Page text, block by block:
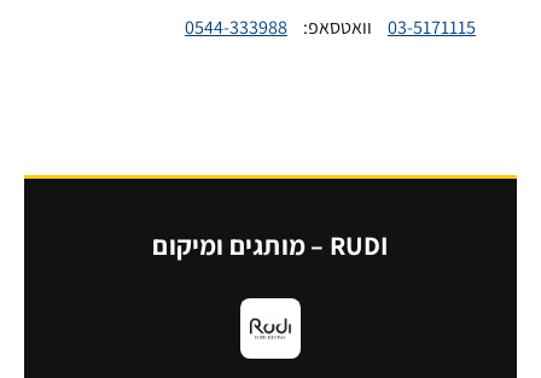
03-5171115
וואטסאפ: 0544-333988
RUDI – מותגים ומיקום